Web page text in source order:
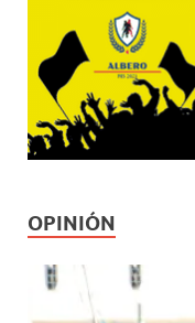
OPINIÓN